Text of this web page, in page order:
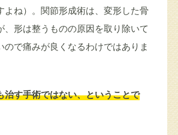
よね）。関節形成術は、変形した骨
、形は整うものの原因を取り除いて
ので痛みが良くなるわけではありま
治す手術ではない、ということで